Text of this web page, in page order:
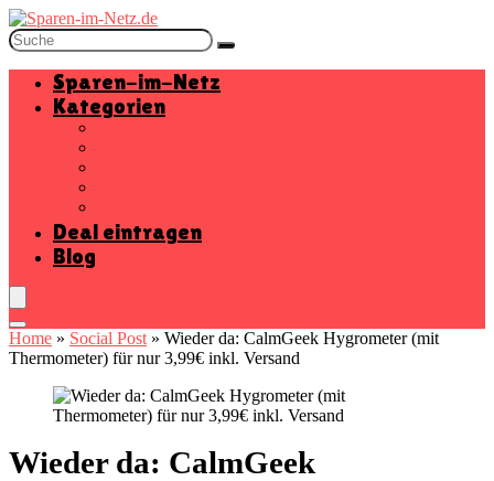
Sparen-im-Netz
Kategorien
Deal eintragen
Blog
Home » Social Post » Wieder da: CalmGeek Hygrometer (mit
Thermometer) für nur 3,99€ inkl. Versand
Wieder da: CalmGeek